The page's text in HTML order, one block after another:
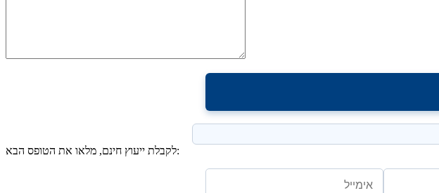
לקבלת ייעוץ חינם, מלאו את הטופס הבא: